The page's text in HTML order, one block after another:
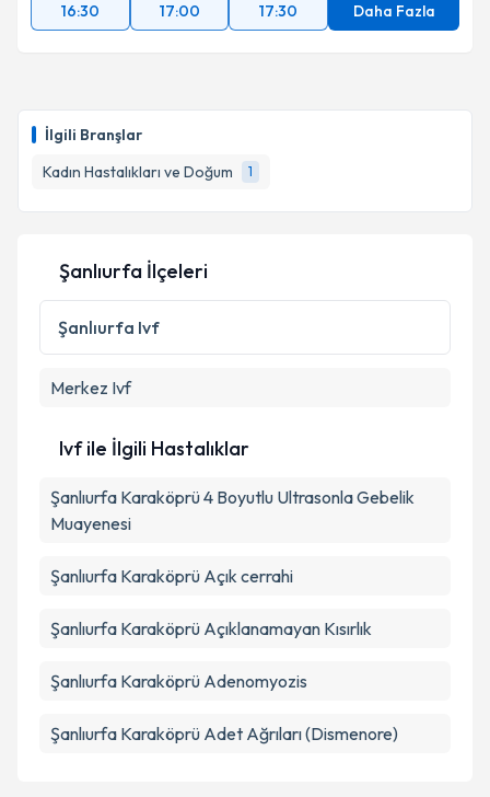
İlgili Branşlar
Kadın Hastalıkları ve Doğum
1
16:30
17:00 17:30 Daha Fazla
Şanlıurfa İlçeleri
Şanlıurfa Ivf
Merkez Ivf
Ivf ile İlgili Hastalıklar
Şanlıurfa Karaköprü 4 Boyutlu Ultrasonla Gebelik
Muayenesi
Şanlıurfa Karaköprü Açık cerrahi
Şanlıurfa Karaköprü Açıklanamayan Kısırlık
Şanlıurfa Karaköprü Adenomyozis
Şanlıurfa Karaköprü Adet Ağrıları (Dismenore)